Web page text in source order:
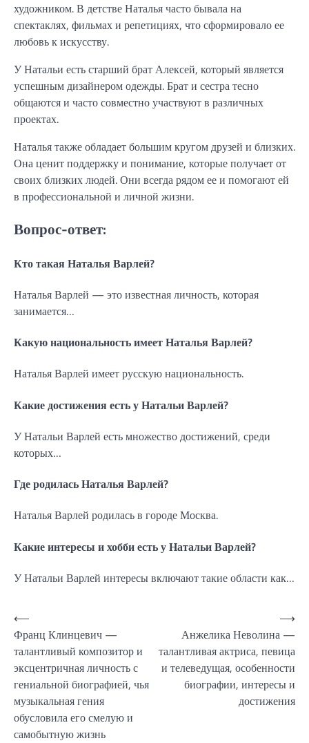
художником. В детстве Наталья часто бывала на
спектаклях, фильмах и репетициях, что сформировало ее
любовь к искусству.
У Натальи есть старший брат Алексей, который является
успешным дизайнером одежды. Брат и сестра тесно
общаются и часто совместно участвуют в различных
проектах.
Наталья также обладает большим кругом друзей и близких.
Она ценит поддержку и понимание, которые получает от
своих близких людей. Они всегда рядом ее и помогают ей
в профессиональной и личной жизни.
Вопрос-ответ:
Кто такая Наталья Варлей?
Наталья Варлей — это известная личность, которая
занимается…
Какую национальность имеет Наталья Варлей?
Наталья Варлей имеет русскую национальность.
Какие достижения есть у Натальи Варлей?
У Натальи Варлей есть множество достижений, среди
которых…
Где родилась Наталья Варлей?
Наталья Варлей родилась в городе Москва.
Какие интересы и хобби есть у Натальи Варлей?
У Натальи Варлей интересы включают такие области как…
Навигация
по
записям
⟵
Франц Клинцевич —
талантливый композитор и
эксцентричная личность с
гениальной биографией, чья
музыкальная гения
обусловила его смелую и
самобытную жизнь
Анжелика Неволина —
талантливая актриса, певица
и телеведущая, особенности
биографии, интересы и
достижения
⟶